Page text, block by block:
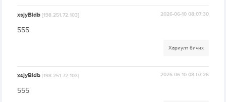
xsjyBldb[198.251.72.103] 2026-06-10 08:07:30
555
Хариулт бичих
xsjyBldb[198.251.72.103] 2026-06-10 08:07:26
555